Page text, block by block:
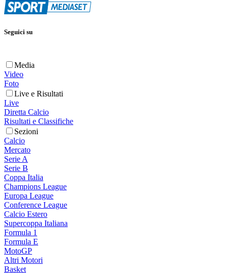
Seguici su
Media
Video
Foto
Live e Risultati
Live
Diretta Calcio
Risultati e Classifiche
Sezioni
Calcio
Mercato
Serie A
Serie B
Coppa Italia
Champions League
Europa League
Conference League
Calcio Estero
Supercoppa Italiana
Formula 1
Formula E
MotoGP
Altri Motori
Basket